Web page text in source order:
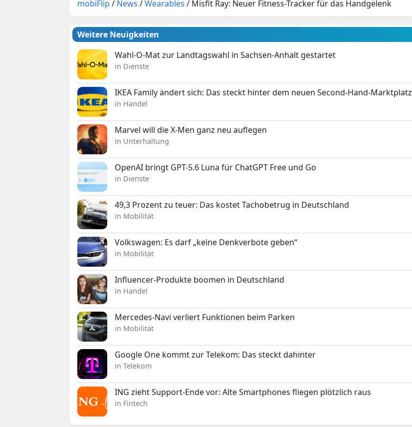
mobiFlip / News /Wearables / Misfit Ray: Neuer Fitness-Tracker für das Handgelenk
Weitere Neuigkeiten
Wahl-O-Mat zur Landtagswahl in Sachsen-Anhalt gestartet
in Dienste
IKEA Family ändert sich: Das steckt hinter dem neuen Second-Hand-Marktplatz
in Handel
Marvel will die X-Men ganz neu auflegen
in Unterhaltung
OpenAI bringt GPT-5.6 Luna für ChatGPT Free und Go
in Dienste
49,3 Prozent zu teuer: Das kostet Tachobetrug in Deutschland
in Mobilität
Volkswagen: Es darf „keine Denkverbote geben“
in Mobilität
Influencer-Produkte boomen in Deutschland
in Handel
Mercedes-Navi verliert Funktionen beim Parken
in Mobilität
Google One kommt zur Telekom: Das steckt dahinter
in Telekom
ING zieht Support-Ende vor: Alte Smartphones fliegen plötzlich raus
in Fintech